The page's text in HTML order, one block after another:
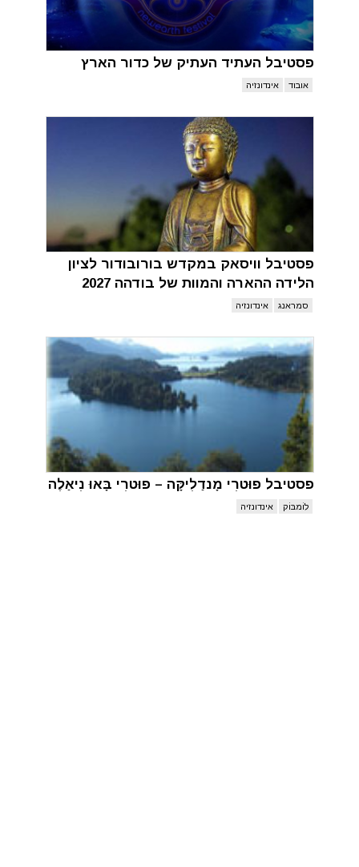
פסטיבל העתיד העתיק של כדור הארץ
אובוד אינדונזיה
פסטיבל וויסאק במקדש בורובודור לציון
הלידה ההארה והמוות של בודהה 2027
סמראנג אינדונזיה
פסטיבל פוּטרִי מָנדַלִיקָּה – פוּטרִי בָּאוּ נִיאַלֶה
לוֹמבּוֹק אינדונזיה